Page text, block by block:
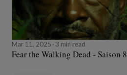
Mar 11, 2025 3 min read
Fear the Walking Dead - Saison 8